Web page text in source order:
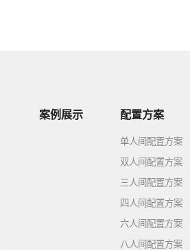
案例展示 配置方案
单人间配置方案
双人间配置方案
三人间配置方案
四人间配置方案
六人间配置方案
八人间配置方案